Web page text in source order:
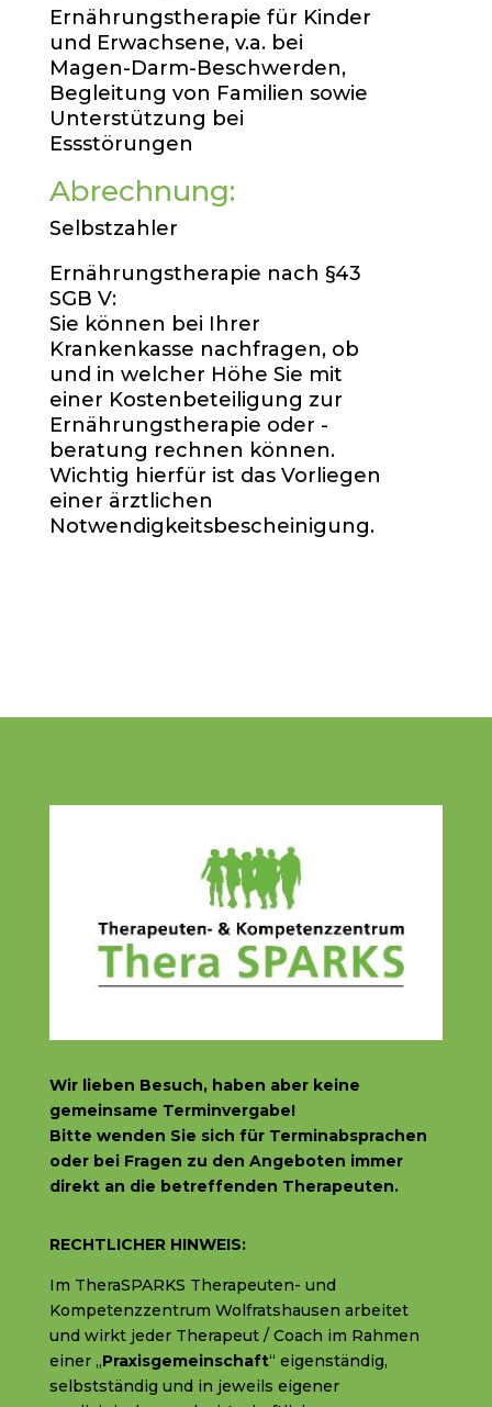
Ernährungstherapie für Kinder
und Erwachsene, v.a. bei
Magen-Darm-Beschwerden,
Begleitung von Familien sowie
Unterstützung bei
Essstörungen
Abrechnung:
Selbstzahler
Ernährungstherapie nach §43
SGB V:
Sie können bei Ihrer
Krankenkasse nachfragen, ob
und in welcher Höhe Sie mit
einer Kostenbeteiligung zur
Ernährungstherapie oder -
beratung rechnen können.
Wichtig hierfür ist das Vorliegen
einer ärztlichen
Notwendigkeitsbescheinigung.
Wir lieben Besuch, haben aberkeine
gemeinsame Terminvergabe!
Bitte wenden Sie sich für Terminabsprachen
oder bei Fragen zu den Angeboten immer
direkt an die betreffenden Therapeuten.
RECHTLICHER HINWEIS:
Im TheraSPARKS Therapeuten- und
Kompetenzzentrum Wolfratshausen arbeitet
und wirkt jeder Therapeut / Coach im Rahmen
einer „Praxisgemeinschaft“ eigenständig,
selbstständig und in jeweils eigener